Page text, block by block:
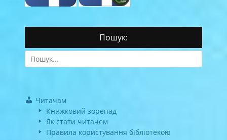
Пошук:
Search
for:
Читачам
Книжковий зорепад
Як стати читачем
Правила користування бібліотекою